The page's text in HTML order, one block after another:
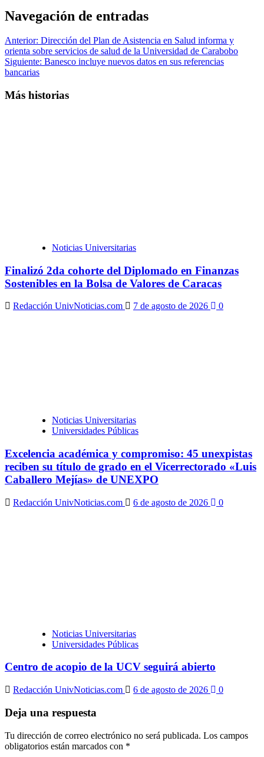
Navegación de entradas
Anterior: Dirección del Plan de Asistencia en Salud informa y
orienta sobre servicios de salud de la Universidad de Carabobo
Siguiente: Banesco incluye nuevos datos en sus referencias
bancarias
Más historias
Noticias Universitarias
Finalizó 2da cohorte del Diplomado en Finanzas
Sostenibles en la Bolsa de Valores de Caracas
Redacción UnivNoticias.com 7 de agosto de 2026 0
Noticias Universitarias
Universidades Públicas
Excelencia académica y compromiso: 45 unexpistas
reciben su título de grado en el Vicerrectorado «Luis
Caballero Mejías» de UNEXPO
Redacción UnivNoticias.com 6 de agosto de 2026 0
Noticias Universitarias
Universidades Públicas
Centro de acopio de la UCV seguirá abierto
Redacción UnivNoticias.com 6 de agosto de 2026 0
Deja una respuesta
Tu dirección de correo electrónico no será publicada. Los campos
obligatorios están marcados con *